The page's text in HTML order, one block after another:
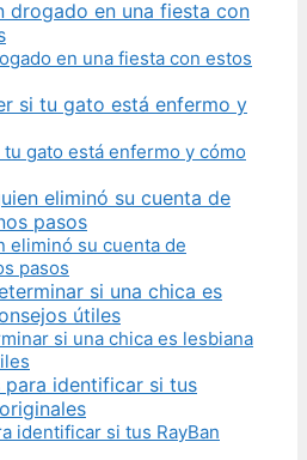
en una fiesta con estos
gato está enfermo y cómo
eliminó su cuenta de
pasos
si una chica es lesbiana
identificar si tus RayBan